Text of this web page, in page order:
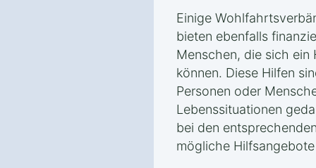
Einige
bieten ebenfalls
Menschen, die sich ein
können. Diese Hilfen
Personen oder
Lebenssituationen
bei den
mögliche